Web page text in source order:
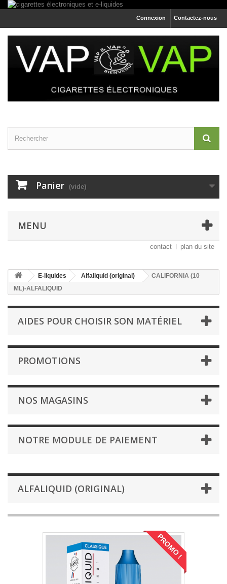
Contactez-nous
Connexion
Panier (vide)
MENU
contact plan du site
E-liquides Alfaliquid (original)
CALIFORNIA (10
ML)-ALFALIQUID
AIDES POUR CHOISIR SON MATÉRIEL
PROMOTIONS
NOS MAGASINS
NOTRE MODULE DE PAIEMENT
ALFALIQUID (ORIGINAL)
PROMO !